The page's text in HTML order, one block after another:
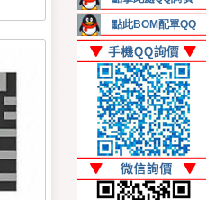
點此BOM配單QQ